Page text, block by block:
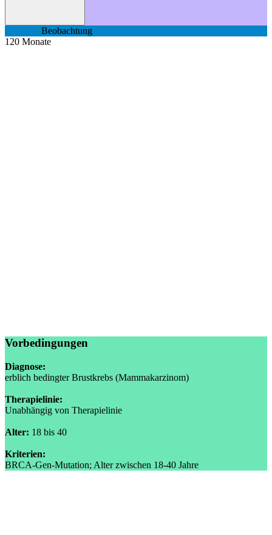
Beobachtung
120 Monate
Vorbedingungen
Diagnose:
erblich bedingter Brustkrebs (Mammakarzinom)
Therapielinie:
Unabhängig von Therapielinie
Alter: 18 bis 40
Kriterien:
BRCA-Gen-Mutation; Alter zwischen 18-40 Jahre